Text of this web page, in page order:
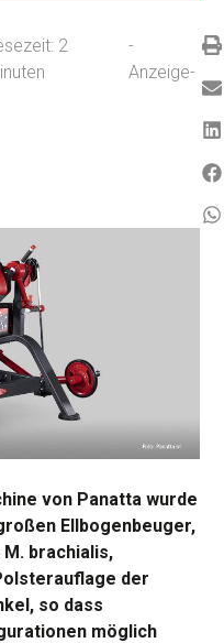
2
-
Anzeige-
von Panatta wurde
Ellbogenbeuger,
brachialis,
der
so dass
möglich